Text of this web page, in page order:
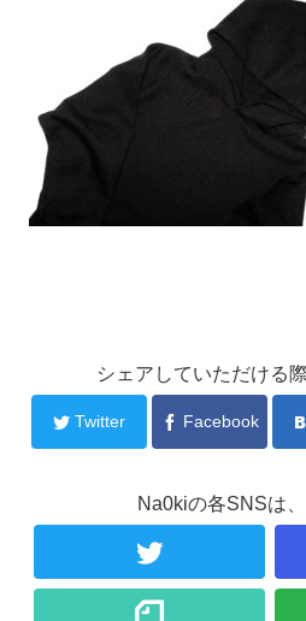
シェアしていただける
Twitter Facebook
Na0kiの各SNSは